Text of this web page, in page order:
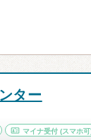
ター
マイナ受付 (スマホ可